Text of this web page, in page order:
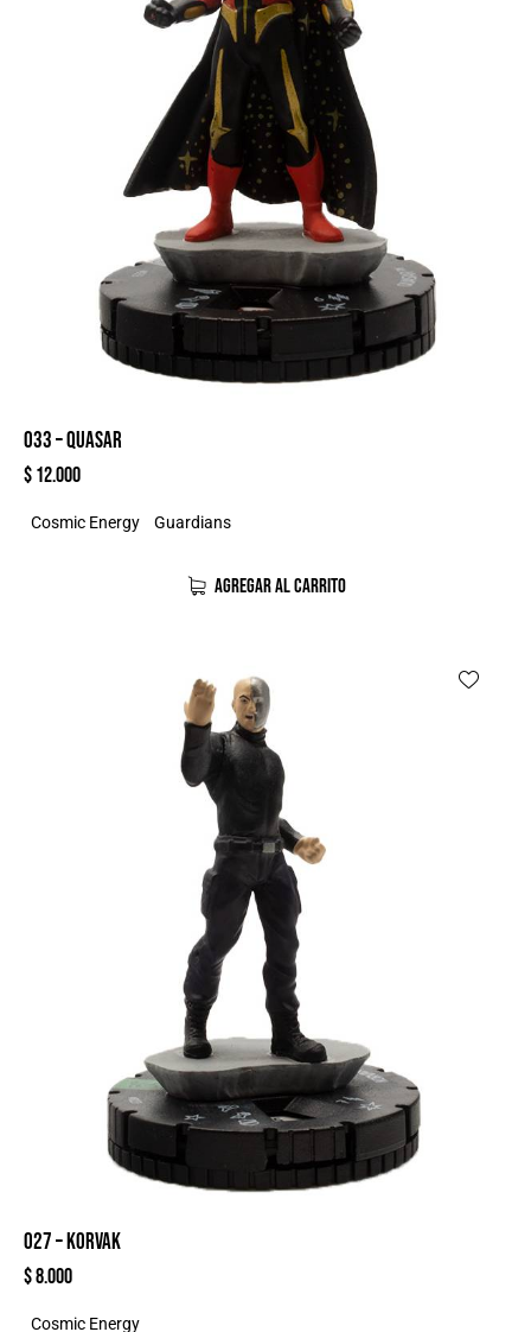
033 – QUASAR
$12.000
Cosmic Energy Guardians
AGREGAR AL CARRITO
027 – KORVAK
$8.000
Cosmic Energy